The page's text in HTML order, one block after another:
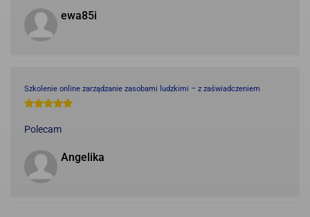
ewa85i
Szkolenie online zarządzanie zasobami ludzkimi – z zaświadczeniem
Polecam
Angelika